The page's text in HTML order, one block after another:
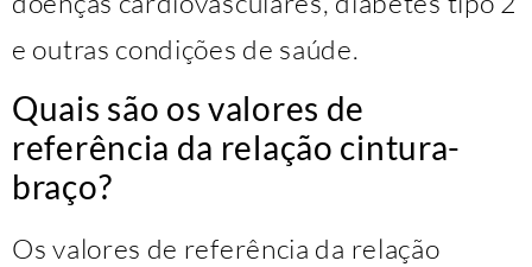
e outras condições de saúde.
Quais são os valores de
referência da relação cintura-
braço?
Os valores de referência da relação